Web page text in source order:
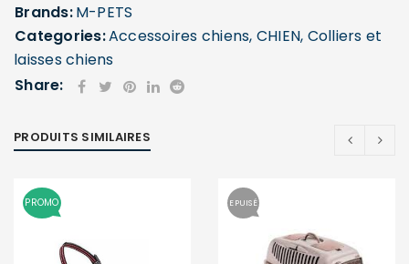
Brands:M-PETS
Categories:Accessoires chiens, CHIEN, Colliers et
laisses chiens
Share:
PRODUITS SIMILAIRES
PROMO EPUISÉ